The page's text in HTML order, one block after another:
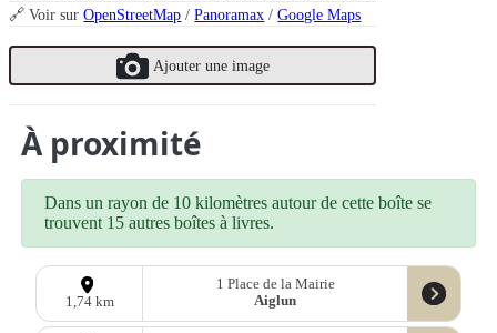
🔗 Voir surOpenStreetMap /Panoramax /Google Maps
Ajouter une image
À proximité
Dans un rayon de 10 kilomètres autour de cette boîte se
trouvent 15 autres boîtes à livres.
1,74 km
1 Place de la Mairie
Aiglun